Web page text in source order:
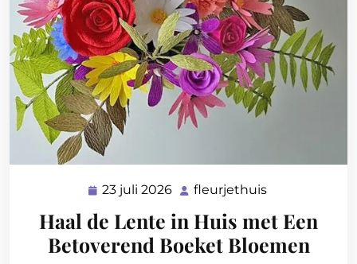
23 juli 2026 23
juli
2026
fleurjethuis
Haal de Lente in Huis met Een
Betoverend Boeket Bloemen